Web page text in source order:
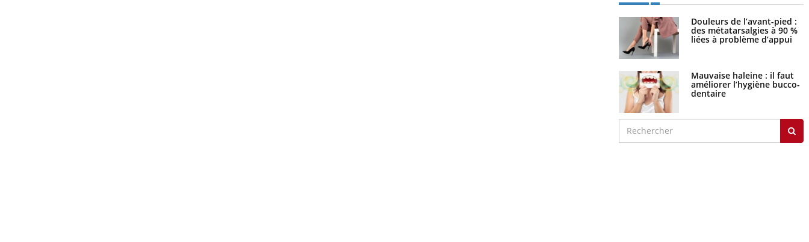
Douleurs de l’avant-pied :
des métatarsalgies à 90 %
liées à problème d’appui
Mauvaise haleine : il faut
améliorer l’hygiène bucco-
dentaire